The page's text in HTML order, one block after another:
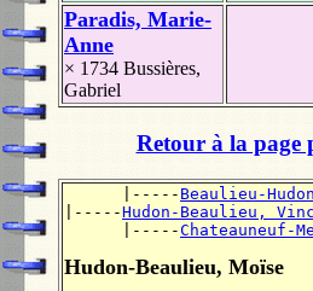
Paradis, Marie-
Anne
× 1734 Bussières,
Gabriel
Retour à la page
      |-----
Beaulieu-
|-----Hudon-Beaulieu,
      |-----
Chateauneuf-
Hudon-Beaulieu, Moïse